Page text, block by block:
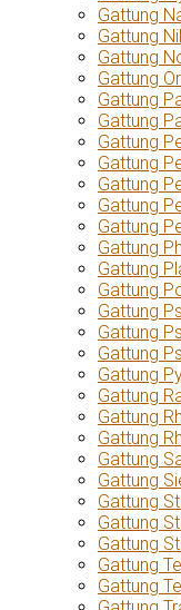
Gattung
Gattung
Gattung
Gattung
Gattung
Gattung
Gattung
Gattung
Gattung
Gattung
Gattung
Gattung
Gattung
Gattung
Gattung
Gattung
Gattung
Gattung
Gattung
Gattung
Gattung
Gattung
Gattung
Gattung
Gattung
Gattung
Gattung
Gattung